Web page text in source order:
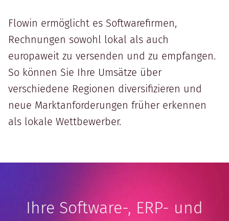
Flowin ermöglicht es Softwarefirmen,
Rechnungen sowohl lokal als auch
europaweit zu versenden und zu empfangen.
So können Sie Ihre Umsätze über
verschiedene Regionen diversifizieren und
neue Marktanforderungen früher erkennen
als lokale Wettbewerber.
Ihre Software-, ERP- und